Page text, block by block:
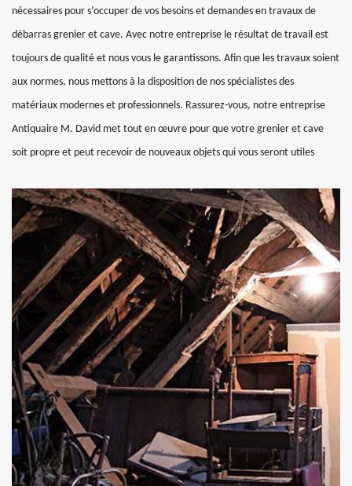
nécessaires pour s’occuper de vos besoins et demandes en travaux de
débarras grenier et cave. Avec notre entreprise le résultat de travail est
toujours de qualité et nous vous le garantissons. Afin que les travaux soient
aux normes, nous mettons à la disposition de nos spécialistes des
matériaux modernes et professionnels. Rassurez-vous, notre entreprise
Antiquaire M. David met tout en œuvre pour que votre grenier et cave
soit propre et peut recevoir de nouveaux objets qui vous seront utiles